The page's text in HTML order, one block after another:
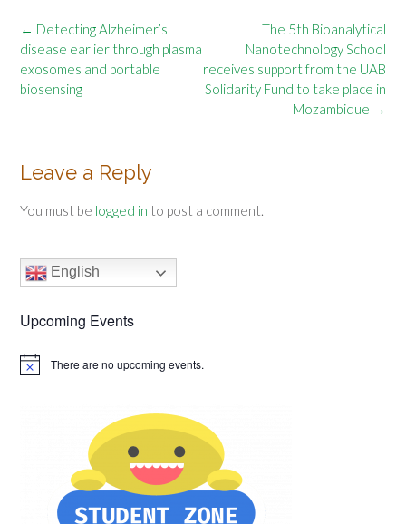
Post
navigation
The 5th Bioanalytical
Nanotechnology School
receives support from the UAB
Solidarity Fund to take place in
Mozambique →
← Detecting Alzheimer’s
disease earlier through plasma
exosomes and portable
biosensing
Leave a Reply
You must be logged in to post a comment.
English
Upcoming Events
There are no upcoming events.